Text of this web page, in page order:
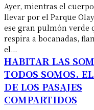
​Ayer, mientras el cuerpo
llevar por el Parque
ese gran pulmón verde
respira a bocanadas,
el...
HABITAR LAS
TODOS SOMOS.
DE LOS PASAJES
COMPARTIDOS